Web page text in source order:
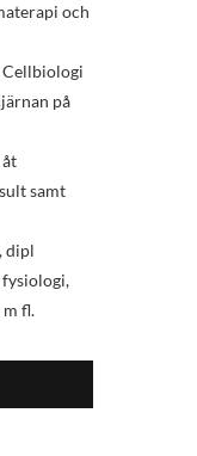
och
på
samt
dipl
fl.